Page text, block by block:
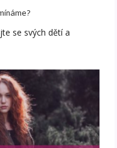
se svých dětí a